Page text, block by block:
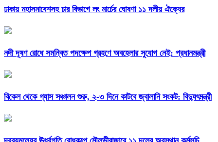
ঢাকায় মহাসমাবেশসহ চার বিভাগে লং মার্চের ঘোষণা ১১ দলীয় ঐক্যের
নদী দূষণ রোধে সমন্বিত পদক্ষেপ গ্রহণে অবহেলার সুযোগ নেই: প্রধানমন্ত্রী
বিকেল থেকে গ্যাস সঞ্চালন শুরু, ২-৩ দিনে কাটবে জ্বালানি সংকট: বিদ্যুৎমন্ত্রী